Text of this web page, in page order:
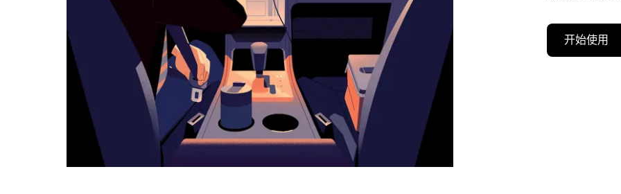
关
闭
日
历。
开始使用